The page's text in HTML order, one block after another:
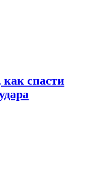
как спасти